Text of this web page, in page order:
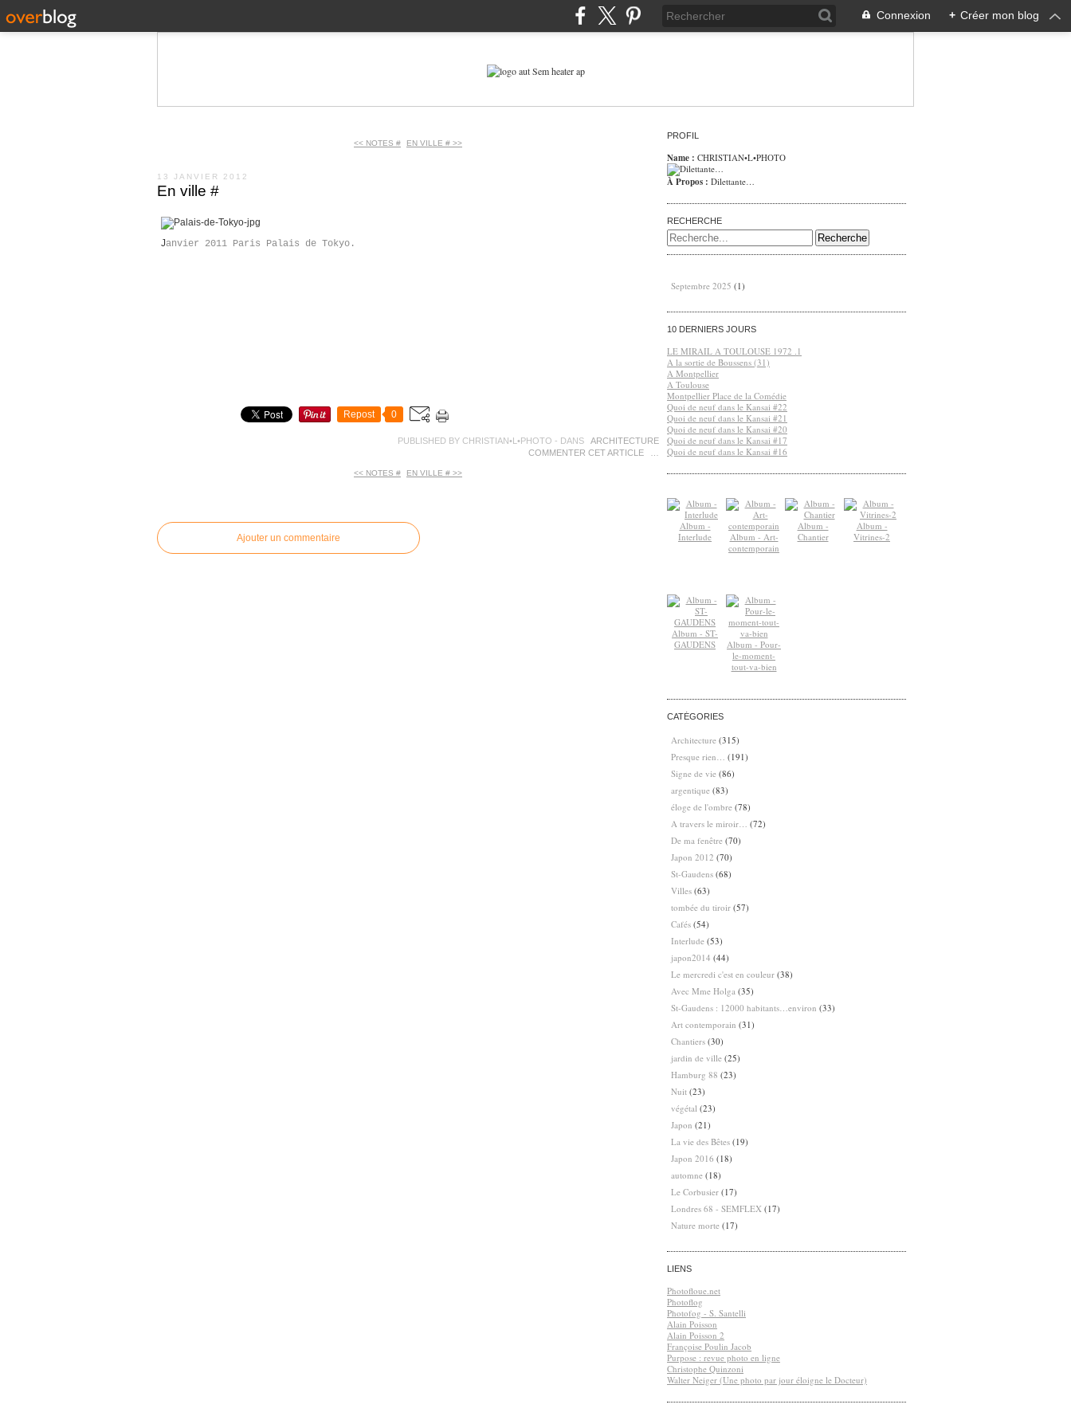
Connexion + Créer mon blog
<< NOTES # EN VILLE # >>
13 JANVIER 2012
En ville #
Janvier 2011 Paris Palais de Tokyo.
Repost 0
PUBLISHED BY CHRISTIAN•L•PHOTO - DANS
ARCHITECTURE
COMMENTER CET ARTICLE
<< NOTES # EN VILLE # >>
Ajouter un commentaire
PROFIL
Name : CHRISTIAN•L•PHOTO
À Propos : Dilettante…
RECHERCHE
Septembre 2025 (1)
10 DERNIERS JOURS
LE MIRAIL A TOULOUSE 1972 .1
A la sortie de Boussens (31)
A Montpellier
A Toulouse
Montpellier Place de la Comédie
Quoi de neuf dans le Kansai #22
Quoi de neuf dans le Kansai #21
Quoi de neuf dans le Kansai #20
Quoi de neuf dans le Kansai #17
Quoi de neuf dans le Kansai #16
Album -
Interlude
Album - Art-
contemporain
Album -
Chantier
Album -
Vitrines-2
Album - ST-
GAUDENS
Album - Pour-
le-moment-
tout-va-bien
CATÉGORIES
Architecture (315)
Presque rien…
(191)
Signe de vie (86)
argentique (83)
éloge de l'ombre (78)
A travers le miroir…
(72)
De ma fenêtre (70)
Japon 2012 (70)
St-Gaudens (68)
Villes (63)
tombée du tiroir (57)
Cafés (54)
Interlude (53)
japon2014 (44)
Le mercredi c'est en couleur (38)
Avec Mme Holga (35)
St-Gaudens : 12000 habitants…environ (33)
Art contemporain (31)
Chantiers (30)
jardin de ville (25)
Hamburg 88 (23)
Nuit (23)
végétal (23)
Japon (21)
La vie des Bêtes (19)
Japon 2016 (18)
automne (18)
Le Corbusier (17)
Londres 68 - SEMFLEX (17)
Nature morte (17)
LIENS
Photofloue.net
Photoflog
Photofog - S. Santelli
Alain Poisson
Alain Poisson 2
Françoise Poulin Jacob
Purpose : revue photo en ligne
Christophe Quinzoni
Walter Neiger (Une photo par jour éloigne le Docteur)